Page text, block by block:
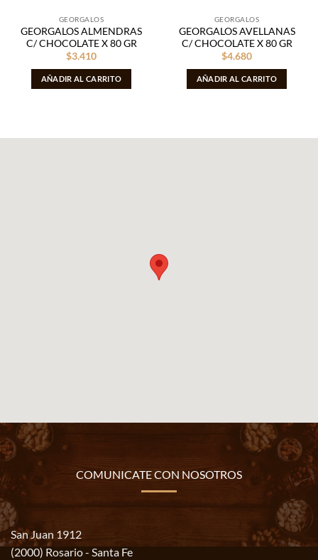
GEORGALOS
GEORGALOS ALMENDRAS
C/ CHOCOLATE X 80 GR
$3.410
AÑADIR AL CARRITO
GEORGALOS
GEORGALOS AVELLANAS
C/ CHOCOLATE X 80 GR
$4.680
AÑADIR AL CARRITO
COMUNICATE CON NOSOTROS
San Juan 1912
(2000) Rosario - Santa Fe